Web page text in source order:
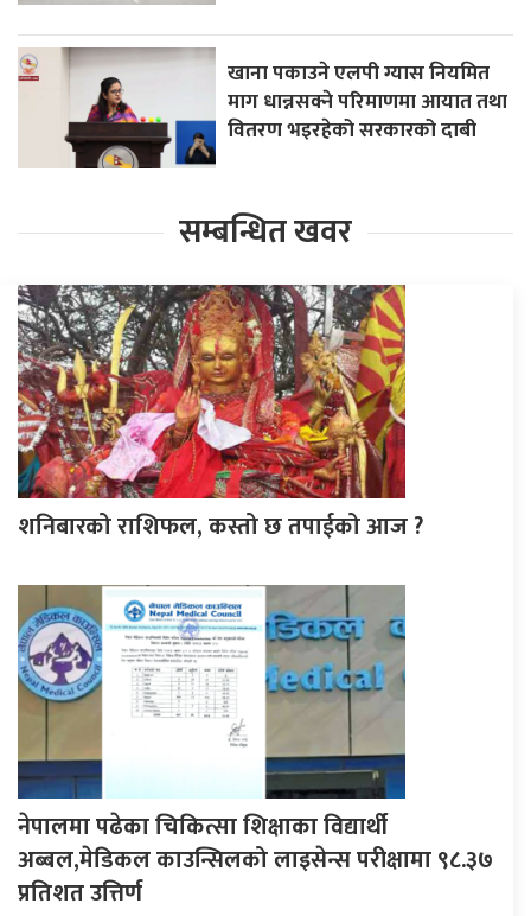
खाना पकाउने एलपी ग्यास नियमित
माग धान्नसक्ने परिमाणमा आयात तथा
वितरण भइरहेको सरकारको दाबी
सम्बन्धित खवर
शनिबारको राशिफल, कस्तो छ तपाईको आज ?
नेपालमा पढेका चिकित्सा शिक्षाका विद्यार्थी
अब्बल,मेडिकल काउन्सिलको लाइसेन्स परीक्षामा ९८.३७
प्रतिशत उत्तिर्ण